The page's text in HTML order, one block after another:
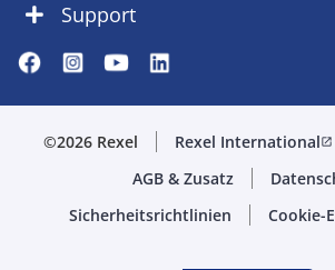
Support
©2026 Rexel Rexel Internationalopen_in_new
AGB & Zusatz
Sicherheitsrichtlinien
Cookie-